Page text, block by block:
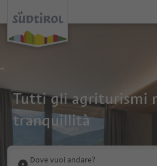
Tutti gli agriturismi
tranquillità
Dove vuoi andare?